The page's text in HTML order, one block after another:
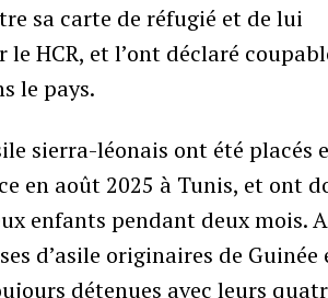
sa carte de réfugié et de lui
HCR, et l’ont déclaré
le pays.
sierra-léonais ont été placés
en août 2025 à Tunis, et ont
enfants pendant deux mois.
d’asile originaires de Guinée
détenues avec leurs